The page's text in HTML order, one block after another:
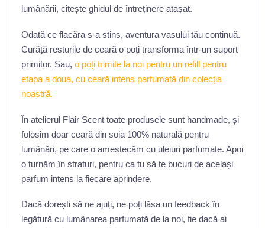
lumânării, citește ghidul de întreținere atașat.
Odată ce flacăra s-a stins, aventura vasului tău continuă.
Curăță resturile de ceară o poți transforma într-un suport
primitor. Sau, o poți trimite la noi pentru un refill pentru
etapa a doua, cu ceară intens parfumată din colecția
noastră.
În atelierul Flair Scent toate produsele sunt handmade, și
folosim doar ceară din soia 100% naturală pentru
lumânări, pe care o amestecăm cu uleiuri parfumate. Apoi
o turnăm în straturi, pentru ca tu să te bucuri de același
parfum intens la fiecare aprindere.
Dacă dorești să ne ajuți, ne poți lăsa un feedback în
legătură cu lumânarea parfumată de la noi, fie dacă ai